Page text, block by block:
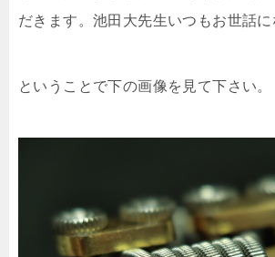
だきます。池田大先生いつもお世話に
ということで下の画像を見て下さい。